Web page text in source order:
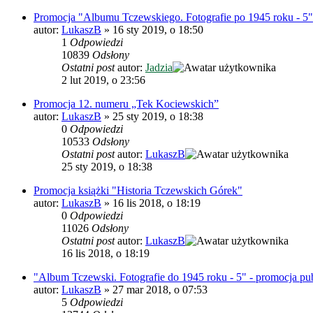
Promocja "Albumu Tczewskiego. Fotografie po 1945 roku - 5"
autor: LukaszB » 16 sty 2019, o 18:50
1 Odpowiedzi
10839 Odsłony
Ostatni postautor: Jadzia
2 lut 2019, o 23:56
Promocja 12. numeru „Tek Kociewskich”
autor: LukaszB » 25 sty 2019, o 18:38
0 Odpowiedzi
10533 Odsłony
Ostatni postautor: LukaszB
25 sty 2019, o 18:38
Promocja książki "Historia Tczewskich Górek"
autor: LukaszB » 16 lis 2018, o 18:19
0 Odpowiedzi
11026 Odsłony
Ostatni postautor: LukaszB
16 lis 2018, o 18:19
"Album Tczewski. Fotografie do 1945 roku - 5" - promocja
autor: LukaszB » 27 mar 2018, o 07:53
5 Odpowiedzi